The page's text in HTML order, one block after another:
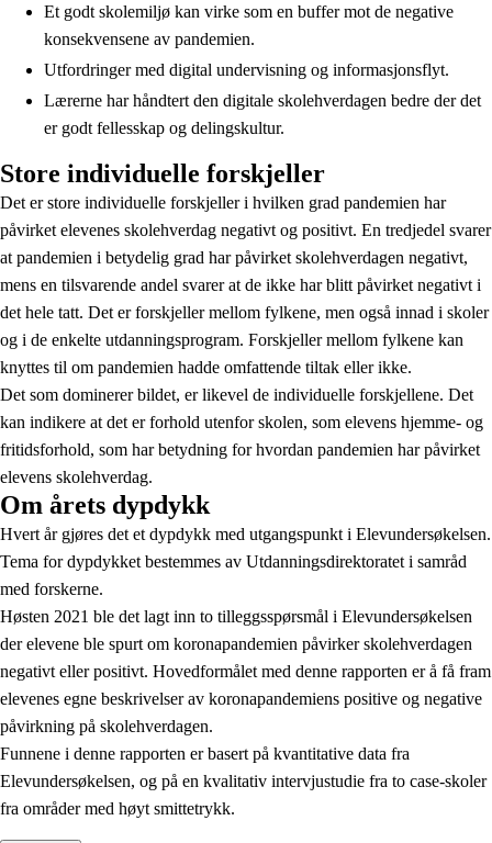
Et godt skolemiljø kan virke som en buffer mot de negative
konsekvensene av pandemien.
Utfordringer med digital undervisning og informasjonsflyt.
Lærerne har håndtert den digitale skolehverdagen bedre der det
er godt fellesskap og delingskultur.
Store individuelle forskjeller
Det er store individuelle forskjeller i hvilken grad pandemien har
påvirket elevenes skolehverdag negativt og positivt. En tredjedel svarer
at pandemien i betydelig grad har påvirket skolehverdagen negativt,
mens en tilsvarende andel svarer at de ikke har blitt påvirket negativt i
det hele tatt. Det er forskjeller mellom fylkene, men også innad i skoler
og i de enkelte utdanningsprogram. Forskjeller mellom fylkene kan
knyttes til om pandemien hadde omfattende tiltak eller ikke.
Det som dominerer bildet, er likevel de individuelle forskjellene. Det
kan indikere at det er forhold utenfor skolen, som elevens hjemme- og
fritidsforhold, som har betydning for hvordan pandemien har påvirket
elevens skolehverdag.
Om årets dypdykk
Hvert år gjøres det et dypdykk med utgangspunkt i Elevundersøkelsen.
Tema for dypdykket bestemmes av Utdanningsdirektoratet i samråd
med forskerne.
Høsten 2021 ble det lagt inn to tilleggsspørsmål i Elevundersøkelsen
der elevene ble spurt om koronapandemien påvirker skolehverdagen
negativt eller positivt. Hovedformålet med denne rapporten er å få fram
elevenes egne beskrivelser av koronapandemiens positive og negative
påvirkning på skolehverdagen.
Funnene i denne rapporten er basert på kvantitative data fra
Elevundersøkelsen, og på en kvalitativ intervjustudie fra to case-skoler
fra områder med høyt smittetrykk.